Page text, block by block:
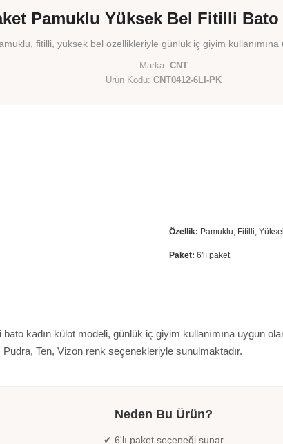
Pamuklu Yüksek Bel Fitilli
fitilli, yüksek bel özellikleriyle günlük iç giyim kullanımına
Marka: CNT
Ürün Kodu: CNT0412-6LI-PK
Özellik: Pamuklu, Fitilli,
Paket: 6'lı paket
kadın külot modeli, günlük iç giyim kullanımına uygun
Ten, Vizon renk seçenekleriyle sunulmaktadır.
Neden Bu Ürün?
✔ 6'lı paket seçeneği sunar